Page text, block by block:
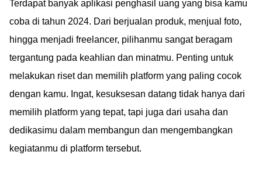
Terdapat banyak aplikasi penghasil uang yang bisa kamu
coba di tahun 2024. Dari berjualan produk, menjual foto,
hingga menjadi freelancer, pilihanmu sangat beragam
tergantung pada keahlian dan minatmu. Penting untuk
melakukan riset dan memilih platform yang paling cocok
dengan kamu. Ingat, kesuksesan datang tidak hanya dari
memilih platform yang tepat, tapi juga dari usaha dan
dedikasimu dalam membangun dan mengembangkan
kegiatanmu di platform tersebut.